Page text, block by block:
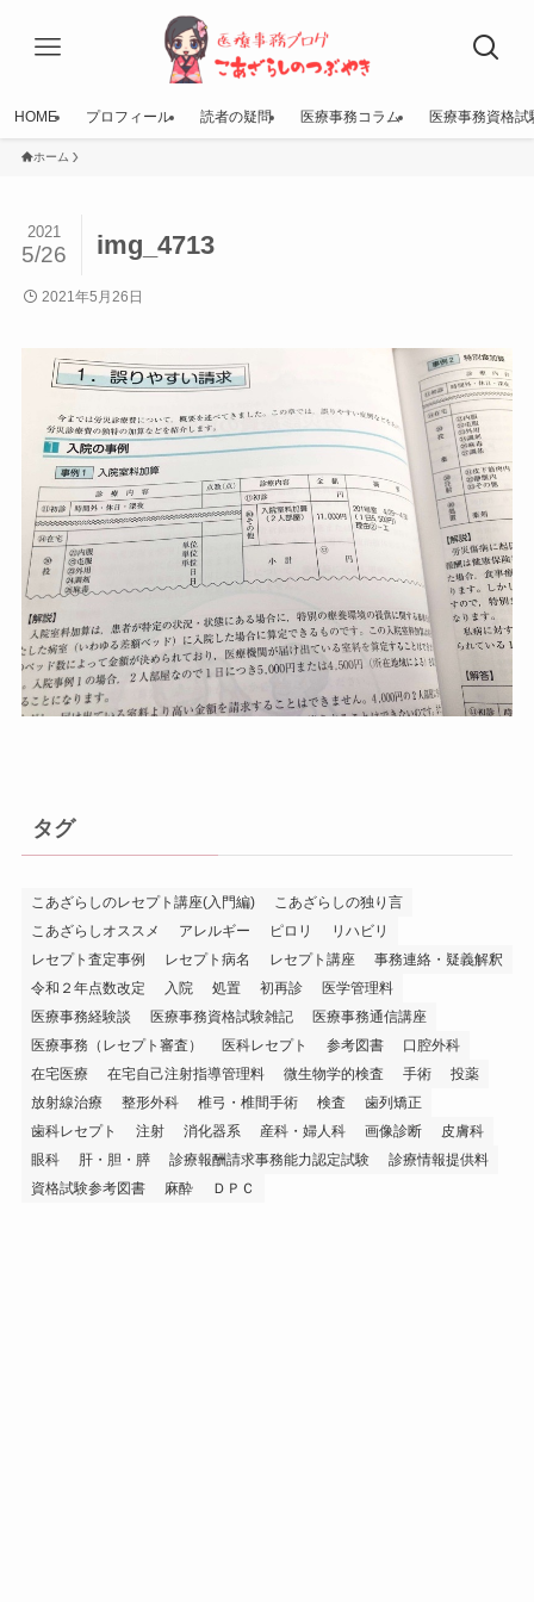
HOME プロフィール 読者の疑問 医療事務コラム 医療事務資格試
ホーム
img_4713
2021
5/26
2021年5月26日
タグ
こあざらしのレセプト講座(入門編)
こあざらしの独り言
こあざらしオススメ
アレルギー ピロリ
リハビリ
レセプト査定事例
レセプト病名 レセプト講座
事務連絡・疑義解釈
令和２年点数改定
入院 処置 初再診
医学管理料
医療事務経験談
医療事務資格試験雑記
医療事務通信講座
医療事務（レセプト審査）
医科レセプト 参考図書
口腔外科
在宅医療
在宅自己注射指導管理料 微生物学的検査 手術
投薬
放射線治療
整形外科 椎弓・椎間手術 検査
歯列矯正
歯科レセプト
注射 消化器系 産科・婦人科 画像診断
皮膚科
眼科
肝・胆・膵 診療報酬請求事務能力認定試験
診療情報提供料
資格試験参考図書
麻酔 ＤＰＣ